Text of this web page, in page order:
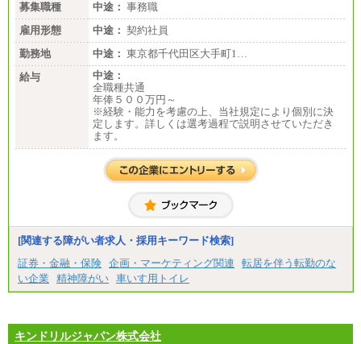
募集職種
中途： 事務職
雇用形態
中途： 契約社員
勤務地
中途： 東京都千代田区大手町1…
給与
中途：
全職種共通
年俸５００万円～
※経験・能力を考慮の上、当社規定により個別に決
定します。詳しくは選考過程で説明させていただき
ます。
[関連する障がい者求人・採用キーワード検索]
証券・金融・保険 企画・マーケティング関連
転居を伴う転勤のな
い企業
精神障がい 車いす用トイレ
キンドリルジャパン株式会社